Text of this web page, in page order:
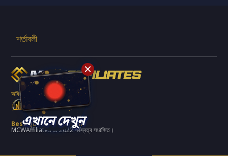
শর্তাবলী
অফিসিয়াল ব্র্যান্ড পার্টনার
Best Quality Platform
MCWAffiliates © 2022 সর্বস্বত্ব সংরক্ষিত।